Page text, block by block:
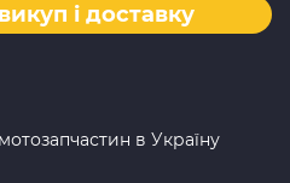
і доставку
в Україну